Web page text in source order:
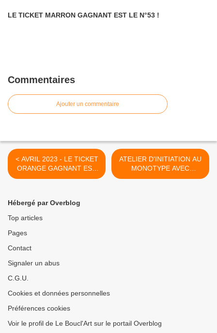
LE TICKET MARRON GAGNANT EST LE N°53 !
Commentaires
Ajouter un commentaire
< AVRIL 2023 - LE TICKET
ORANGE GAGNANT EST
LE N°312 !
ATELIER D'INITIATION AU
MONOTYPE AVEC
HÉLÈNE JOFA - Mercredi 3
Hébergé par Overblog
Top articles
Pages
Contact
Signaler un abus
C.G.U.
Cookies et données personnelles
Préférences cookies
Voir le profil de Le Boucl'Art sur le portail Overblog